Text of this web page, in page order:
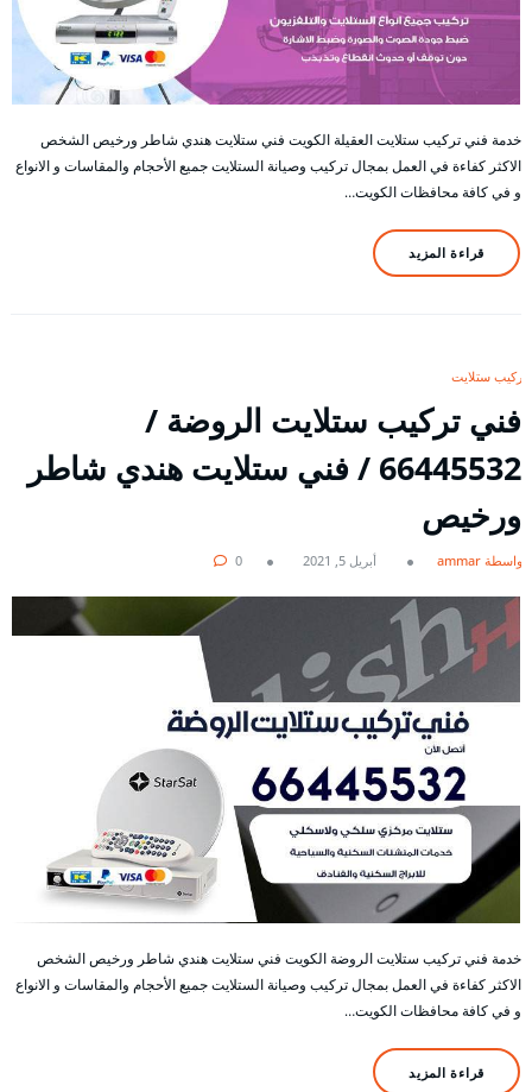
خدمة فني تركيب ستلايت العقيلة الكويت فني ستلايت هندي شاطر ورخيص الشخص
الاكثر كفاءة في العمل بمجال تركيب وصيانة الستلايت جميع الأحجام والمقاسات و الانواع
و في كافة محافظات الكويت…
قراءة المزيد
تركيب ستلايت
فني تركيب ستلايت الروضة /
66445532 / فني ستلايت هندي شاطر
ورخيص
بواسطة ammar أبريل 5, 2021 0
خدمة فني تركيب ستلايت الروضة الكويت فني ستلايت هندي شاطر ورخيص الشخص
الاكثر كفاءة في العمل بمجال تركيب وصيانة الستلايت جميع الأحجام والمقاسات و الانواع
و في كافة محافظات الكويت…
قراءة المزيد